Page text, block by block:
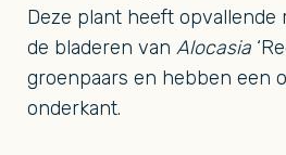
Deze plant heeft opvallende
de bladeren van Alocasia
groenpaars en hebben een
onderkant.